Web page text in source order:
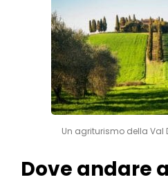
Un agriturismo della Val
Dove andare a